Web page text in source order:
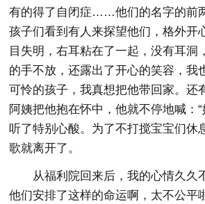
有的得了自闭症……他们的名字的前两
孩子们看到有人来探望他们，格外开
目失明，右耳粘在了一起，没有耳洞
的手不放，还露出了开心的笑容，我
可怜的孩子，我真想把他带回家。还
阿姨把他抱在怀中，他就不停地喊：“
听了特别心酸。为了不打搅宝宝们休
歌就离开了。
从福利院回来后，我的心情久久
他们安排了这样的命运啊，太不公平